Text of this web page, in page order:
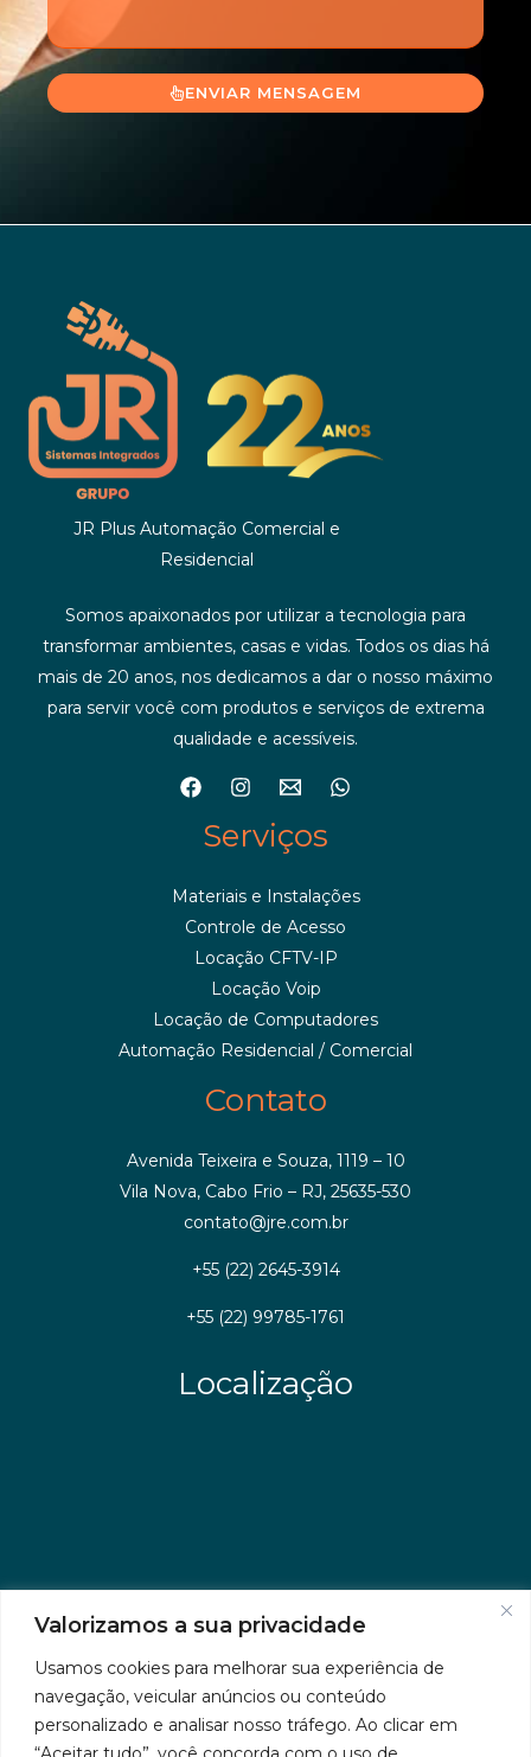
Valorizamos a sua privacidade
Usamos cookies para melhorar sua experiência de
navegação, veicular anúncios ou conteúdo
personalizado e analisar nosso tráfego. Ao clicar em
ENVIAR MENSAGEM
JR Plus Automação Comercial e
Residencial
Somos apaixonados por utilizar a tecnologia para
transformar ambientes, casas e vidas. Todos os dias há
mais de 20 anos, nos dedicamos a dar o nosso máximo
para servir você com produtos e serviços de extrema
qualidade e acessíveis.
Serviços
Materiais e Instalações
Controle de Acesso
Locação CFTV-IP
Locação Voip
Locação de Computadores
Automação Residencial / Comercial
Contato
Avenida Teixeira e Souza, 1119 – 10
Vila Nova, Cabo Frio – RJ, 25635-530
contato@jre.com.br
+55 (22) 2645-3914
+55 (22) 99785-1761
Localização